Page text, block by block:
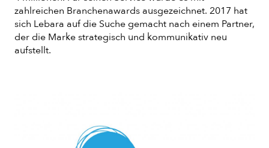
zahlreichen Branchenawards ausgezeichnet. 2017 hat
sich Lebara auf die Suche gemacht nach einem Partner,
der die Marke strategisch und kommunikativ neu
aufstellt.